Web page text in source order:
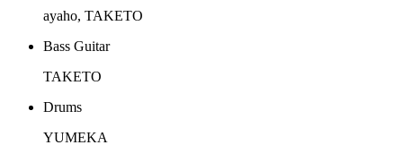
ayaho, TAKETO
Bass Guitar
TAKETO
Drums
YUMEKA